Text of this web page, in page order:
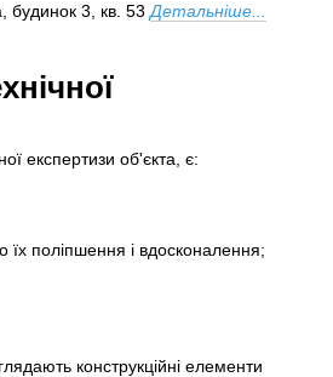
будинок 3, кв. 53 Детальніше...
експертизи об'єкта, є:
їх поліпшення і вдосконалення;
конструкційні елементи